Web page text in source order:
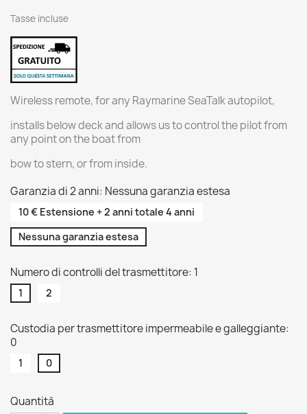
Tasse incluse
Wireless remote, for any Raymarine SeaTalk autopilot,
installs below deck and allows us to control the pilot from
any point on the boat from
bow to stern, or from inside.
Garanzia di 2 anni: Nessuna garanzia estesa
10 € Estensione + 2 anni totale 4 anni
Nessuna garanzia estesa
Numero di controlli del trasmettitore: 1
1 2
Custodia per trasmettitore impermeabile e galleggiante:
0
1 0
Quantità